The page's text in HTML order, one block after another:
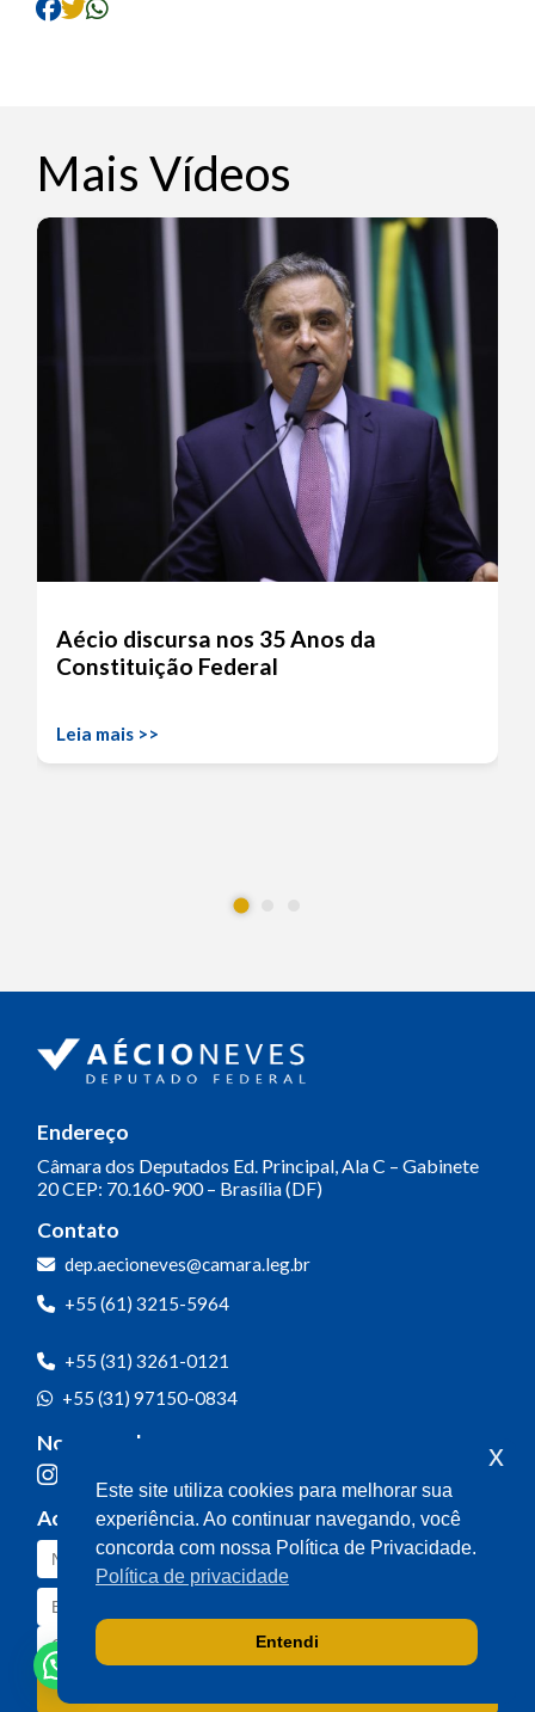
Mais Vídeos
Aécio discursa nos 35 Anos da
Constituição Federal
Leia mais >>
Endereço
Câmara dos Deputados Ed. Principal, Ala C – Gabinete
20CEP: 70.160-900 – Brasília (DF)
Contato
dep.aecioneves@camara.leg.br
+55 (61) 3215-5964
+55 (31) 3261-0121
+55 (31) 97150-0834
Nossas redes
Acompanhe o meu mandato
Este site utiliza cookies para melhorar sua
experiência. Ao continuar navegando, você
concorda com nossa Política de Privacidade.
Política de privacidade
Entendi
x